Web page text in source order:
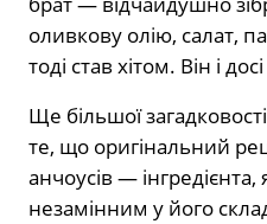
оливкову олію, салат,
тоді став хітом. Він і
Ще більшої
те, що оригінальний
анчоусів —
незамінним у його